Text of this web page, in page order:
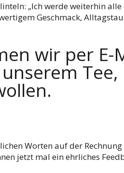
„Ich werde weiterhin
Geschmack,
wir per
unserem
Worten auf der
jetzt mal ein ehrliches